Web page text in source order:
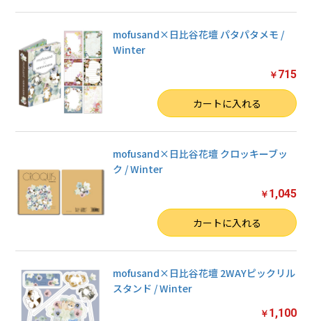
mofusand×日比谷花壇 パタパタメモ /
Winter
￥ 715
カートに入れる
mofusand×日比谷花壇 クロッキーブッ
ク / Winter
￥ 1,045
カートに入れる
mofusand×日比谷花壇 2WAYピックリル
スタンド / Winter
￥ 1,100